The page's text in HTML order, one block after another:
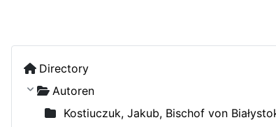
Directory
Autoren
Kostiuczuk, Jakub, Bischof von